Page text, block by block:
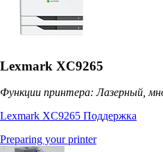
Lexmark XC9265
Функции принтера: Лазерный,
Lexmark XC9265 Поддержка
Preparing your printer